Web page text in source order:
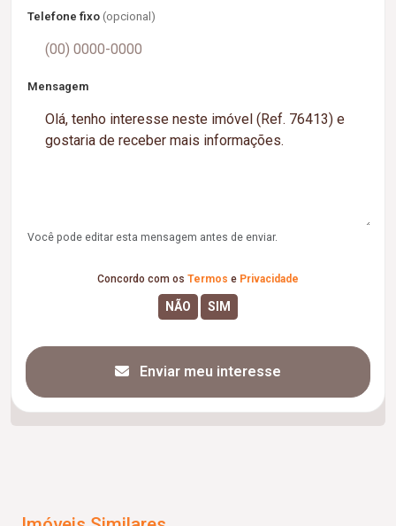
Telefone fixo (opcional)
Mensagem
Você pode editar esta mensagem antes de enviar.
Concordo com os Termos e Privacidade
Enviar meu interesse